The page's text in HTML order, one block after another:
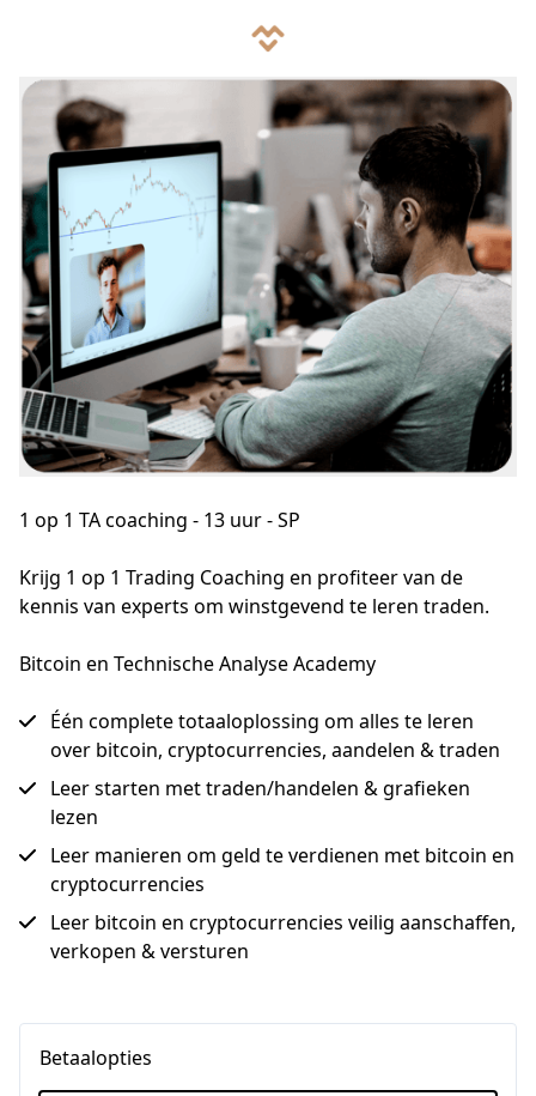
1 op 1 TA coaching - 13 uur - SP
Krijg 1 op 1 Trading Coaching en profiteer van de
kennis van experts om winstgevend te leren traden.
Bitcoin en Technische Analyse Academy
Één complete totaaloplossing om alles te leren
over bitcoin, cryptocurrencies, aandelen & traden
Leer starten met traden/handelen & grafieken
lezen
Leer manieren om geld te verdienen met bitcoin en
cryptocurrencies
Leer bitcoin en cryptocurrencies veilig aanschaffen,
verkopen & versturen
Betaalopties